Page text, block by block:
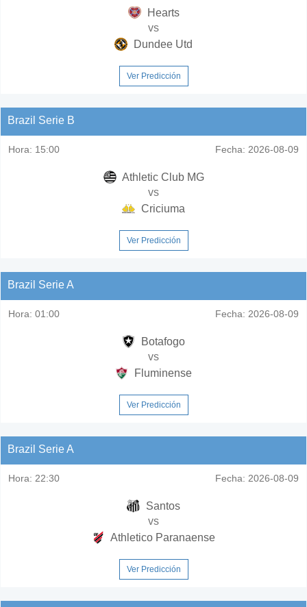
Hearts
vs
Dundee Utd
Ver Predicción
Brazil Serie B
Hora: 15:00 Fecha: 2026-08-09
Athletic Club MG
vs
Criciuma
Ver Predicción
Brazil Serie A
Hora: 01:00 Fecha: 2026-08-09
Botafogo
vs
Fluminense
Ver Predicción
Brazil Serie A
Hora: 22:30 Fecha: 2026-08-09
Santos
vs
Athletico Paranaense
Ver Predicción